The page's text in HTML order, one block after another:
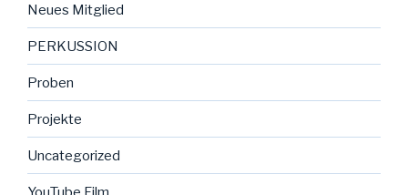
Neues Mitglied
PERKUSSION
Proben
Projekte
Uncategorized